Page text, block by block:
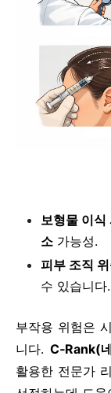
보형물 이식
소 가능성.
피부 조직
수 있습니다.
부작용 위험은
니다.C‑Rank(
활용한 전문가